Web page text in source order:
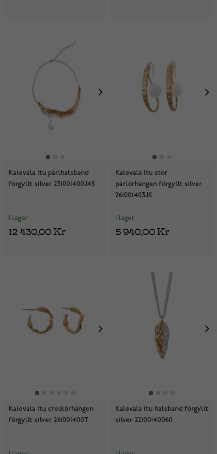
Kalevala Itu pärlhalsband
förgyllt silver 231001400J45
I lager
12 430,00 Kr
Kalevala Itu stor
pärlörhängen förgyllt silver
261001403JK
I lager
5 940,00 Kr
Kalevala Itu creolörhängen
förgyllt silver 261001400T
Kalevala Itu halsband förgyllt
silver 22100140060